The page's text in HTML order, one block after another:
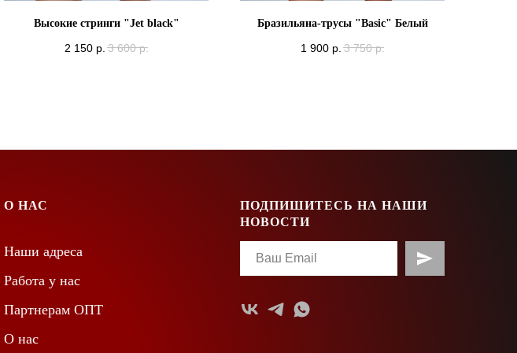
Высокие стринги "Jet black"
2 150 р. 3 600 р.
Бразильяна-трусы "Basic" Белый
1 900 р. 3 750 р.
О НАС
Наши адреса
Работа у нас
Партнерам ОПТ
О нас
ПОДПИШИТЕСЬ НА НАШИ
НОВОСТИ